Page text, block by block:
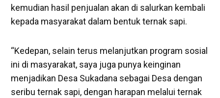
kemudian hasil penjualan akan di salurkan kembali
kepada masyarakat dalam bentuk ternak sapi.
“Kedepan, selain terus melanjutkan program sosial
ini di masyarakat, saya juga punya keinginan
menjadikan Desa Sukadana sebagai Desa dengan
seribu ternak sapi, dengan harapan melalui ternak